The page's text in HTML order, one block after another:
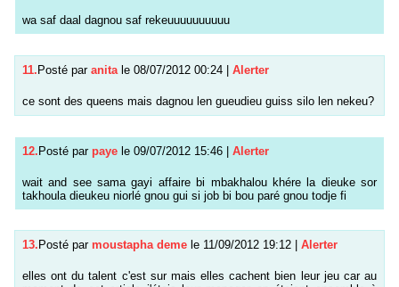
wa saf daal dagnou saf rekeuuuuuuuuuu
11. Posté par anita le 08/07/2012 00:24 Alerter
ce sont des queens mais dagnou len gueudieu guiss silo len nekeu?
12.Posté par paye le 09/07/2012 15:46 | Alerter
wait and see sama gayi affaire bi mbakhalou khére la dieuke sor
takhoula dieukeu niorlé gnou gui si job bi bou paré gnou todje fi
13. Posté par moustapha deme le 11/09/2012 19:12 Alerter
elles ont du talent c'est sur mais elles cachent bien leur jeu car au